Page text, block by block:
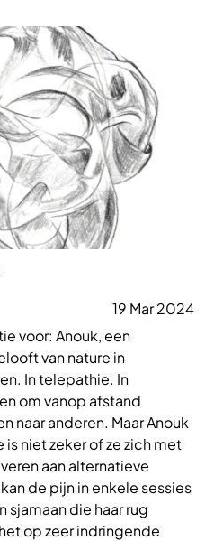
19 Mar 2024
voor: Anouk, een
van nature in
In telepathie. In
om vanop afstand
naar anderen. Maar Anouk
niet zeker of ze zich met
aan alternatieve
de pijn in enkele sessies
sjamaan die haar rug
op zeer indringende